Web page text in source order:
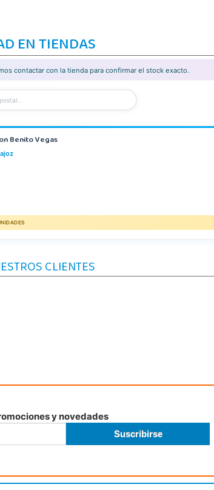
EN TIENDAS
contactar con la tienda para confirmar el stock exacto.
Benito Vegas
CLIENTES
y novedades